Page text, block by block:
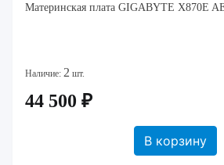
Материнская плата GIGABYTE X870E
Наличие: 2 шт.
44 500 ₽
В корзину